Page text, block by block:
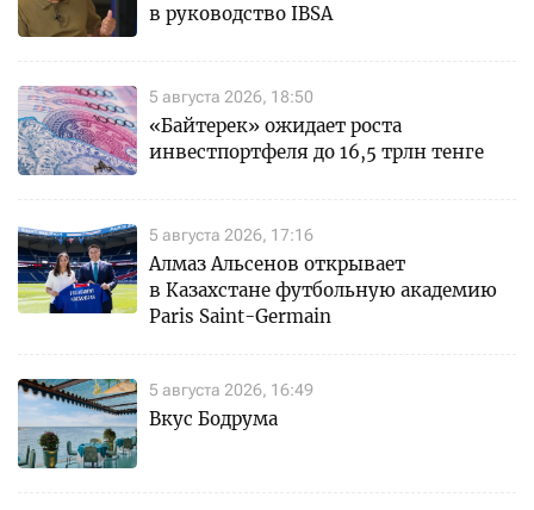
в руководство IBSA
5 августа 2026, 18:50
«Байтерек» ожидает роста
инвестпортфеля до 16,5 трлн тенге
5 августа 2026, 17:16
Алмаз Альсенов открывает
в Казахстане футбольную академию
Paris Saint-Germain
5 августа 2026, 16:49
Вкус Бодрума